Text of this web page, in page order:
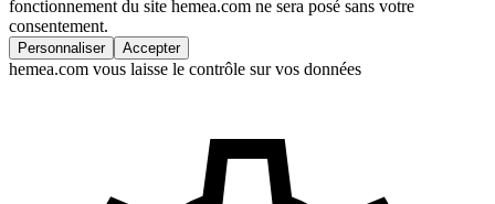
fonctionnement du site hemea.com ne sera posé sans votre
consentement.
Personnaliser Accepter
hemea.com vous laisse le contrôle sur vos données